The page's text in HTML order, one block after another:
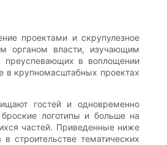
проектами и скрупулезное
органом власти, изучающим
преуспевающих в воплощении
в крупномасштабных проектах
гостей и одновременно
логотипы и больше на
частей. Приведенные ниже
строительстве тематических